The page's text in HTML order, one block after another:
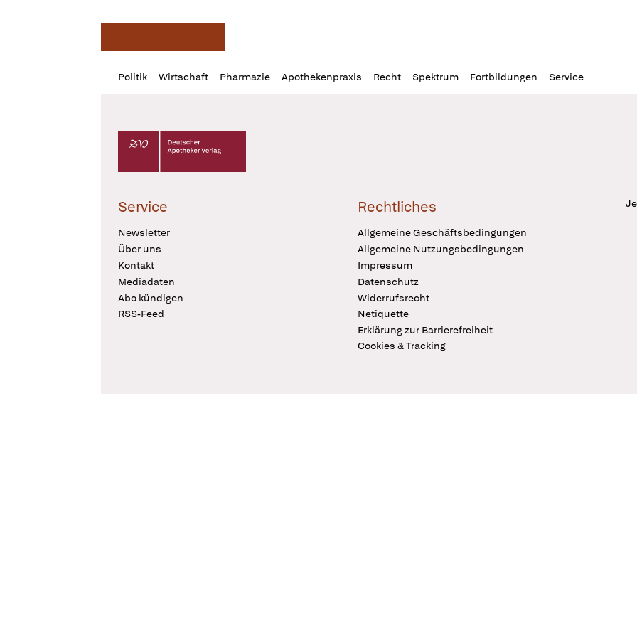
Politik Wirtschaft Pharmazie Apothekenpraxis Recht Spektrum Fortbildungen Service
Profil
öffnen
Daz
Pur
Deutscher Apotheker Verlag Logo
Service
Newsletter
Über uns
Kontakt
Mediadaten
Abo kündigen
RSS-Feed
Rechtliches
Allgemeine Geschäftsbedingungen
Allgemeine Nutzungsbedingungen
Impressum
Datenschutz
Widerrufsrecht
Netiquette
Erklärung zur Barrierefreiheit
Cookies & Tracking